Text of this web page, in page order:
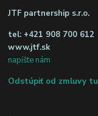
JTF partnership s.r.o.
tel: +421 908 700 612
www.jtf.sk
napíšte nám
Odstúpiť od zmluvy tu